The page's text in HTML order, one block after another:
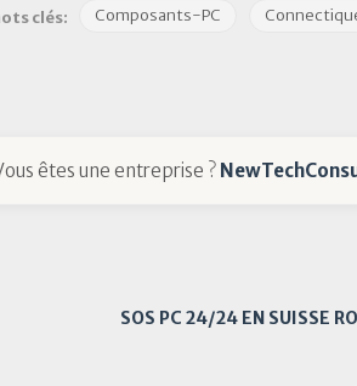
clés: Composants-PC
êtes une entreprise ?
SOS PC 24/24 EN SUISSE